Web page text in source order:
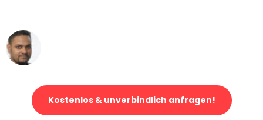
Kostenlos & unverbindlich anfragen!